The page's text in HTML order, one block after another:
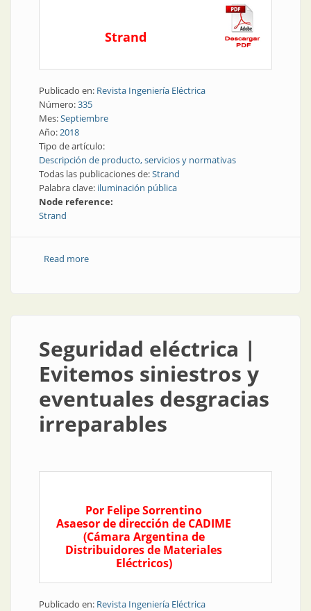
Strand
Publicado en: Revista Ingeniería Eléctrica
Número:335
Mes:Septiembre
Año:2018
Tipo de artículo:
Descripción de producto, servicios y normativas
Todas las publicaciones de:Strand
Palabra clave: iluminación pública
Node reference:
Strand
Read moreabout Iluminación pública | Compacta y eficiente
Seguridad eléctrica |
Evitemos siniestros y
eventuales desgracias
irreparables
Por Felipe Sorrentino
Asaesor de dirección de CADIME
(Cámara Argentina de
Distribuidores de Materiales
Eléctricos)
Publicado en: Revista Ingeniería Eléctrica